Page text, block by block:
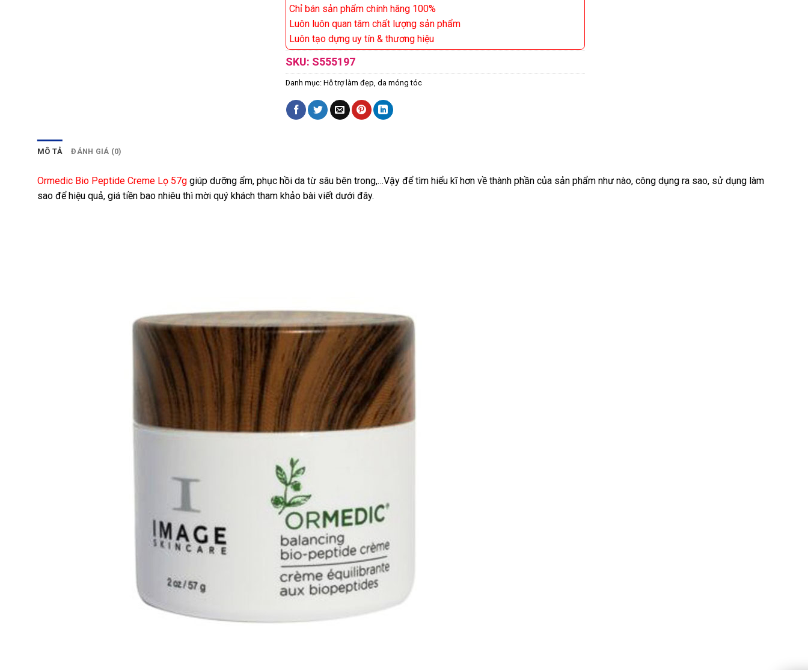
Chỉ bán sản phẩm chính hãng 100%
Luôn luôn quan tâm chất lượng sản phẩm
Luôn tạo dựng uy tín & thương hiệu
SKU: S555197
Danh mục: Hỗ trợ làm đẹp, da móng tóc
MÔ TẢ ĐÁNH GIÁ (0)
Ormedic Bio Peptide Creme Lọ 57g giúp dưỡng ẩm, phục hồi da từ sâu bên trong,…Vậy để tìm hiểu kĩ hơn về thành phần của sản phẩm như nào, công dụng ra sao, sử dụng làm
sao để hiệu quả, giá tiền bao nhiêu thì mời quý khách tham khảo bài viết dưới đây.